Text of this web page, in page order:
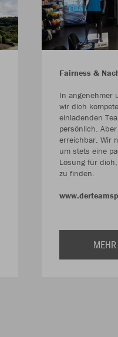
Fairness &
In angenehmer
wir dich
einladenden
persönlich.
erreichbar. Wir
um stets eine
Lösung für
zu finden.